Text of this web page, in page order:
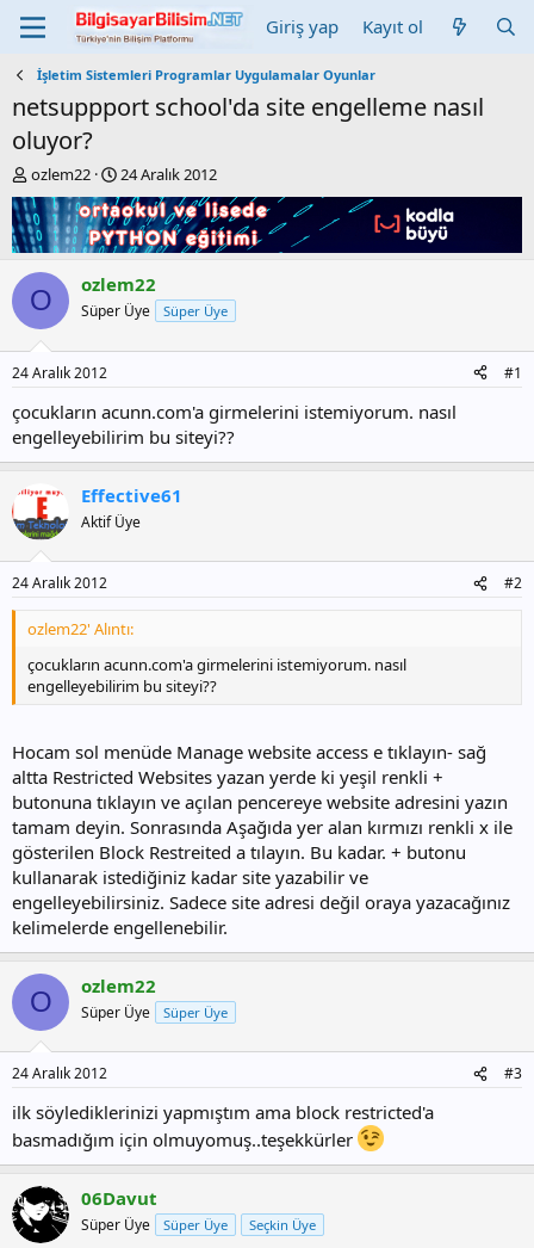
Giriş yap Kayıt ol
İşletim Sistemleri Programlar Uygulamalar Oyunlar
netsuppport school'da site engelleme nasıl
oluyor?
K
o
n
b
u
y
u
b
a
ş
l
a
t
a
ozlem22
B
a
ş
l
a
n
g
a
r
i
24 Aralık 2012
O ozlem22
Süper Üye Süper Üye
24 Aralık 2012 #1
çocukların acunn.com'a girmelerini istemiyorum. nasıl
engelleyebilirim bu siteyi??
Effective61
Aktif Üye
24 Aralık 2012 #2
ozlem22' Alıntı:
çocukların acunn.com'a girmelerini istemiyorum. nasıl
engelleyebilirim bu siteyi??
Hocam sol menüde Manage website access e tıklayın- sağ
altta Restricted Websites yazan yerde ki yeşil renkli +
butonuna tıklayın ve açılan pencereye website adresini yazın
tamam deyin. Sonrasında Aşağıda yer alan kırmızı renkli x ile
gösterilen Block Restreited a tılayın. Bu kadar. + butonu
kullanarak istediğiniz kadar site yazabilir ve
engelleyebilirsiniz. Sadece site adresi değil oraya yazacağınız
kelimelerde engellenebilir.
O ozlem22
Süper Üye Süper Üye
24 Aralık 2012 #3
ilk söylediklerinizi yapmıştım ama block restricted'a
basmadığım için olmuyomuş..teşekkürler
06Davut
Süper Üye Süper Üye Seçkin Üye